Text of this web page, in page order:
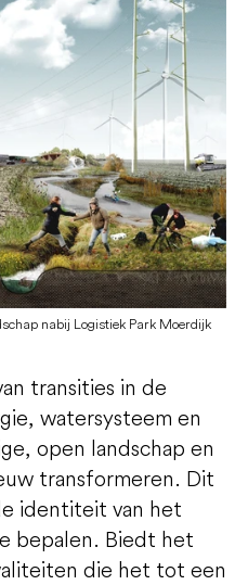
nabij Logistiek Park Moerdijk
transities in de
watersysteem en
open landschap en
transformeren. Dit
identiteit van het
bepalen. Biedt het
die het tot een